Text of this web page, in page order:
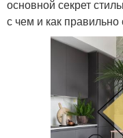
основной секрет
с чем и как правильно